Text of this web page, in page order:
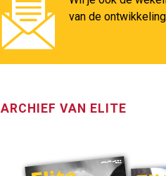
van de
ARCHIEF VAN ELITE